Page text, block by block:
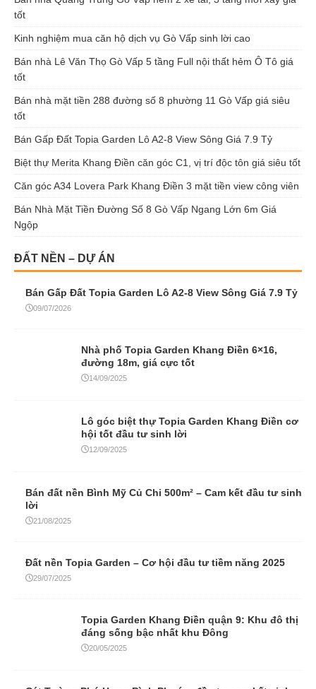
tốt
Kinh nghiệm mua căn hộ dịch vụ Gò Vấp sinh lời cao
Bán nhà Lê Văn Thọ Gò Vấp 5 tầng Full nội thất hẻm Ô Tô giá
tốt
Bán nhà mặt tiền 288 đường số 8 phường 11 Gò Vấp giá siêu
tốt
Bán Gấp Đất Topia Garden Lô A2-8 View Sông Giá 7.9 Tỷ
Biệt thự Merita Khang Điền căn góc C1, vị trí độc tôn giá siêu tốt
Căn góc A34 Lovera Park Khang Điền 3 mặt tiền view công viên
Bán Nhà Mặt Tiền Đường Số 8 Gò Vấp Ngang Lớn 6m Giá
Ngộp
ĐẤT NỀN – DỰ ÁN
Bán Gấp Đất Topia Garden Lô A2-8 View Sông Giá 7.9 Tỷ
09/07/2026
Nhà phố Topia Garden Khang Điền 6×16,
đường 18m, giá cực tốt
14/09/2025
Lô góc biệt thự Topia Garden Khang Điền cơ
hội tốt đầu tư sinh lời
12/09/2025
Bán đất nền Bình Mỹ Củ Chi 500m² – Cam kết đầu tư sinh
lời
21/08/2025
Đất nền Topia Garden – Cơ hội đầu tư tiềm năng 2025
29/07/2025
Topia Garden Khang Điền quận 9: Khu đô thị
đáng sống bậc nhất khu Đông
20/05/2025